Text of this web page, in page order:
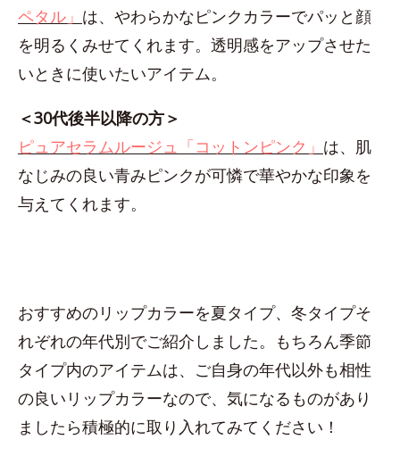
ペタル」 は、やわらかなピンクカラーでパッと顔
を明るくみせてくれます。透明感をアップさせた
いときに使いたいアイテム。
＜30代後半以降の方＞
ピュアセラムルージュ「コットンピンク」 は、肌
なじみの良い青みピンクが可憐で華やかな印象を
与えてくれます。
おすすめのリップカラーを夏タイプ、冬タイプそ
れぞれの年代別でご紹介しました。もちろん季節
タイプ内のアイテムは、ご自身の年代以外も相性
の良いリップカラーなので、気になるものがあり
ましたら積極的に取り入れてみてください！